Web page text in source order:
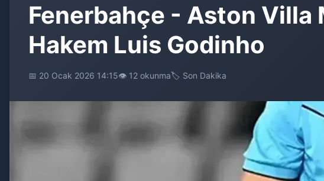
Fenerbahçe - Aston Villa
Hakem Luis Godinho
📅 20 Ocak 2026 14:15👁️ 12 okunma🏷️ Son Dakika